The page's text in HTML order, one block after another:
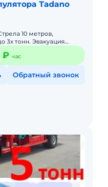
Tadano
10 метров,
3х тонн. Эвакуация
по городу, краю и тд.
₽ час
Обратный звонок